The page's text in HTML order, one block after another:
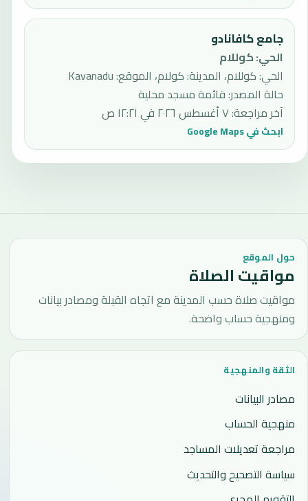
جامع كافانادو
الحي:كوللام
الحي: كوللام، المدينة: كولام، الموقع: Kavanadu
حالة المصدر:قائمة مسجد محلية
آخر مراجعة:٧ أغسطس ٢٠٢٦ في ١٢:٢١ ص
ابحث في Google Maps
حول الموقع
مواقيت الصلاة
مواقيت صلاة حسب المدينة مع اتجاه القبلة ومصادر بيانات
ومنهجية حساب واضحة.
الثقة والمنهجية
مصادر البيانات
منهجية الحساب
مراجعة تعديلات المساجد
سياسة التصحيح والتحديث